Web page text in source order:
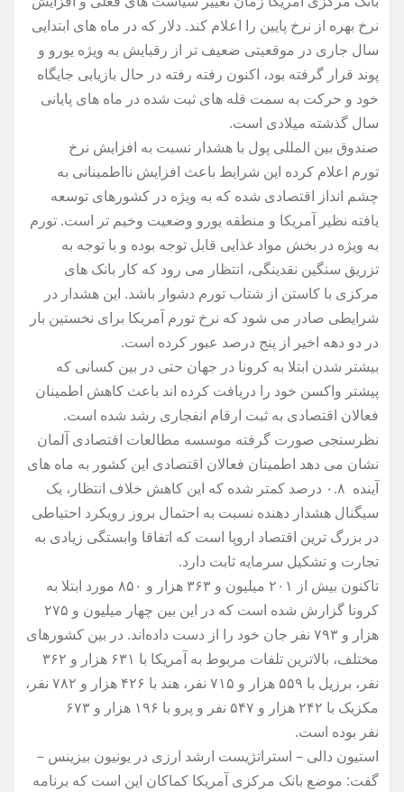
نرخ بهره از نرخ پایین را اعلام کند. دلار که در ماه های ابتدایی
سال جاری در موقعیتی ضعیف تر از رقبایش به ویژه یورو و
پوند قرار گرفته بود، اکنون رفته رفته در حال بازیابی جایگاه
خود و حرکت به سمت قله های ثبت شده در ماه های پایانی
سال گذشته میلادی است.
صندوق بین المللی پول با هشدار نسبت به افزایش نرخ
تورم اعلام کرده این شرایط باعث افزایش نااطمینانی به
چشم انداز اقتصادی شده که به ویژه در کشورهای توسعه
یافته نظیر آمریکا و منطقه یورو وضعیت وخیم تر است. تورم
به ویژه در بخش مواد غذایی قابل توجه بوده و با توجه به
تزریق سنگین نقدینگی، انتظار می رود که کار بانک های
مرکزی با کاستن از شتاب تورم دشوار باشد. این هشدار در
شرایطی صادر می شود که نرخ تورم آمریکا برای نخستین بار
در دو دهه اخیر از پنج درصد عبور کرده است.
بیشتر شدن ابتلا به کرونا در جهان حتی در بین کسانی که
پیشتر واکسن خود را دریافت کرده اند باعث کاهش اطمینان
فعالان اقتصادی به ثبت ارقام انفجاری رشد شده است.
نظرسنجی صورت گرفته موسسه مطالعات اقتصادی آلمان
نشان می دهد اطمینان فعالان اقتصادی این کشور به ماه های
آینده ۰.۸ درصد کمتر شده که این کاهش خلاف انتظار، یک
سیگنال هشدار دهنده نسبت به احتمال بروز رویکرد احتیاطی
در بزرگ ترین اقتصاد اروپا است که اتفاقا وابستگی زیادی به
تجارت و تشکیل سرمایه ثابت دارد.
تاکنون بیش از ۲۰۱ میلیون و ۳۶۳ هزار و ۸۵۰ مورد ابتلا به
کرونا گزارش شده است که در این بین چهار میلیون و ۲۷۵
هزار و ۷۹۳ نفر جان خود را از دست داده‌اند. در بین کشورهای
مختلف، بالاترین تلفات مربوط به آمریکا با ۶۳۱ هزار و ۳۶۲
نفر، برزیل با ۵۵۹ هزار و ۷۱۵ نفر، هند با ۴۲۶ هزار و ۷۸۲ نفر،
مکزیک با ۲۴۲ هزار و ۵۴۷ نفر و پرو با ۱۹۶ هزار و ۶۷۳
نفر بوده است.
استیون دالی – استراتژیست ارشد ارزی در یونیون بیزینس –
گفت: موضع بانک مرکزی آمریکا کماکان این است که برنامه